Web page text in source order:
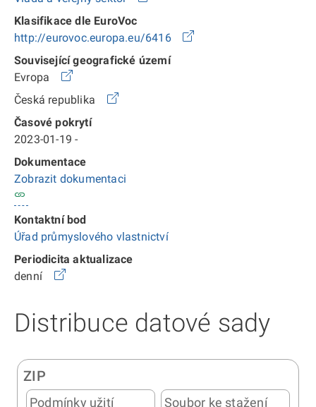
Klasifikace dle EuroVoc
http://eurovoc.europa.eu/6416
Související geografické území
Evropa
Česká republika
Časové pokrytí
2023-01-19 -
Dokumentace
Zobrazit dokumentaci
Kontaktní bod
Úřad průmyslového vlastnictví
Periodicita aktualizace
denní
Distribuce datové sady
ZIP
Podmínky užití
Soubor ke stažení